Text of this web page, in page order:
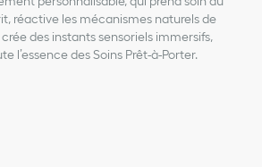
réactive les mécanismes naturels de
des instants sensoriels immersifs,
l’essence des Soins Prêt-à-Porter.